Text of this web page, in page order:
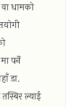
धामको
पर्ने
डा.
तस्बिर ल्याई